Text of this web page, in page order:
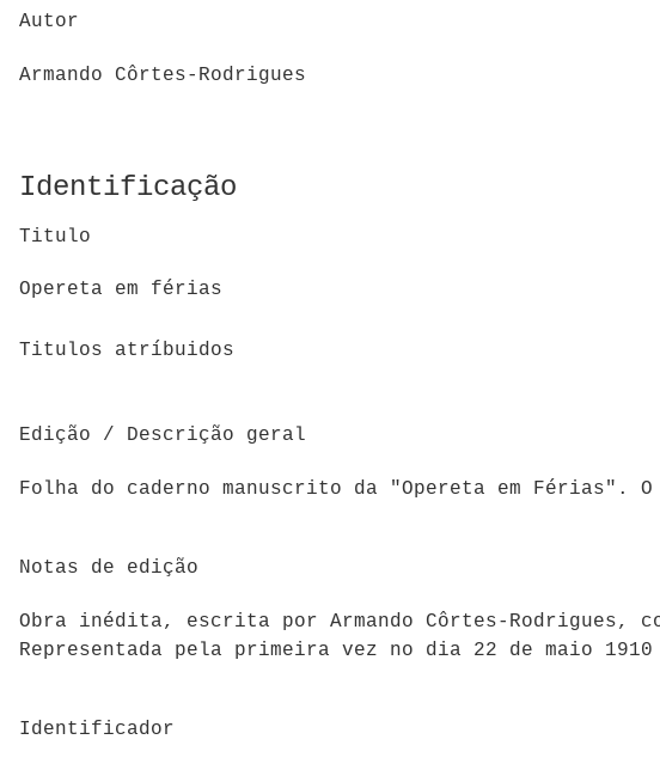
Autor
Armando Côrtes-Rodrigues
Identificação
Titulo
Opereta em férias
Titulos atríbuidos
Edição / Descrição geral
Folha do caderno manuscrito da "Opereta em
Notas de edição
Obra inédita, escrita por Armando Côrtes-Rodrigues,
Representada pela primeira vez no dia 22 de maio
Identificador